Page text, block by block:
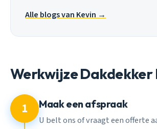
Alle blogs van Kevin →
Werkwijze
1 Maak een afspraak
U belt ons of vraagt een offerte